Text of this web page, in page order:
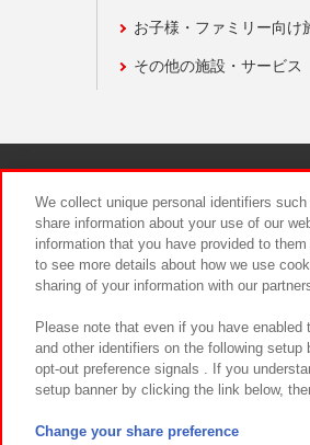
お子様・ファミリー向け
その他の施設・サービス
We collect unique personal identifiers
share information about your use of our
information that you have provided to
to see more details about how we use
sharing of your information with our
Please note that even if you have
and other identifiers on the following
opt-out preference signals . If you
setup banner by clicking the link below,
Change your share preference